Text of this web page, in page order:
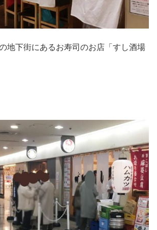
地下街にあるお寿司のお店「すし酒場